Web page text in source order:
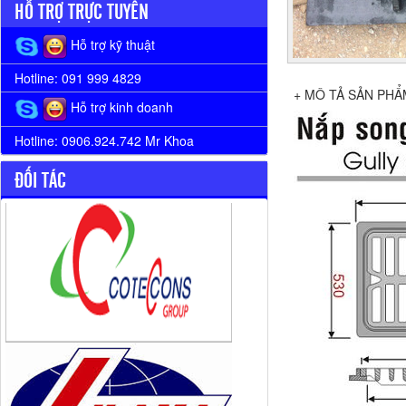
+ MÔ TẢ SẢN
HỖ TRỢ TRỰC TUYẾN
Hỗ trợ kỹ thuật
Hotline: 091 999 4829
Hỗ trợ kinh doanh
Hotline: 0906.924.742 Mr Khoa
ĐỐI TÁC